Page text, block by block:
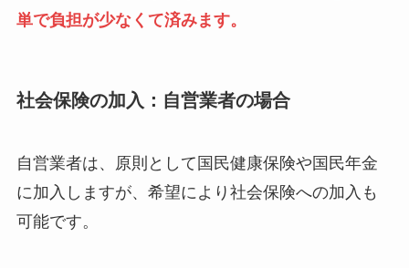
単で負担が少なくて済みます。
社会保険の加入 ：自営業者の場合
自営業者は、原則として国民健康保険や国民年金
に加入しますが、希望により社会保険への加入も
可能です。